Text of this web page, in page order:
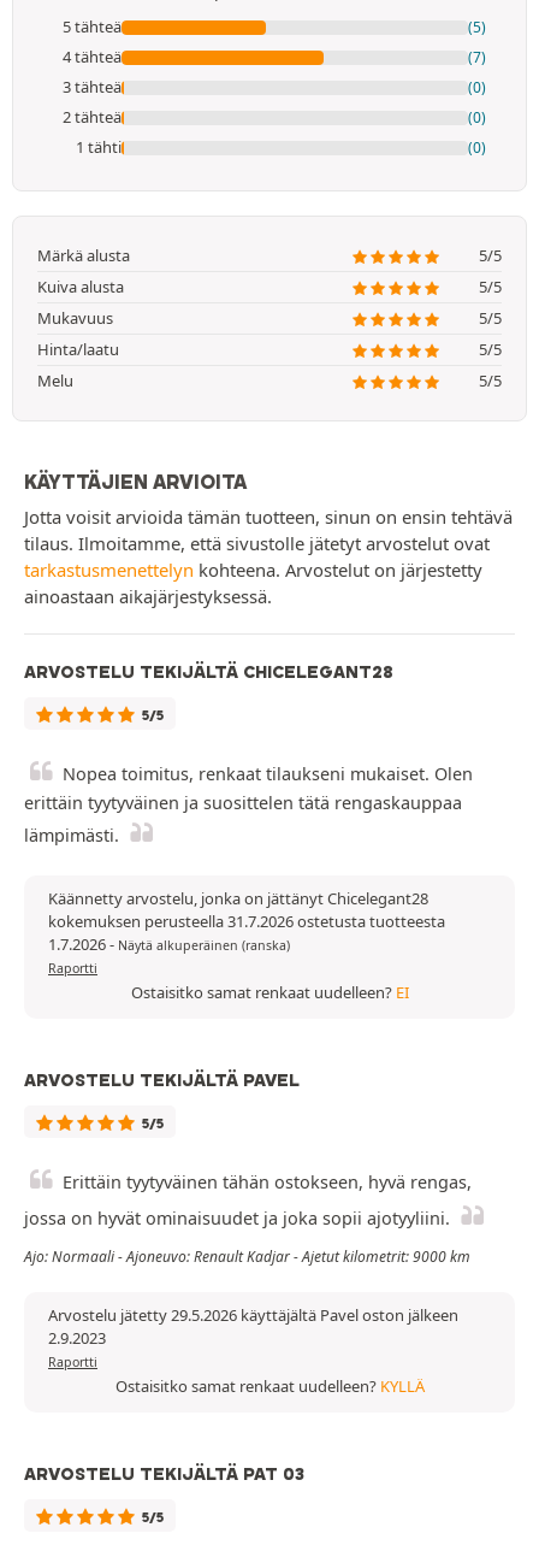
5 tähteä (5)
4 tähteä (7)
3 tähteä (0)
2 tähteä (0)
1 tähti (0)
Märkä alusta
5/5
Kuiva alusta
5/5
Mukavuus
5/5
Hinta/laatu
5/5
Melu
5/5
KÄYTTÄJIEN ARVIOITA
Jotta voisit arvioida tämän tuotteen, sinun on ensin tehtävä
tilaus. Ilmoitamme, että sivustolle jätetyt arvostelut ovat
tarkastusmenettelyn kohteena. Arvostelut on järjestetty
ainoastaan aikajärjestyksessä.
ARVOSTELU TEKIJÄLTÄ CHICELEGANT28
5/5
Nopea toimitus, renkaat tilaukseni mukaiset. Olen
erittäin tyytyväinen ja suosittelen tätä rengaskauppaa
lämpimästi.
Käännetty arvostelu, jonka on jättänyt Chicelegant28
kokemuksen perusteella 31.7.2026 ostetusta tuotteesta
1.7.2026- Näytä alkuperäinen (ranska)
Raportti
Ostaisitko samat renkaat uudelleen? EI
ARVOSTELU TEKIJÄLTÄ PAVEL
5/5
Erittäin tyytyväinen tähän ostokseen, hyvä rengas,
jossa on hyvät ominaisuudet ja joka sopii ajotyyliini.
Ajo: Normaali - Ajoneuvo: Renault Kadjar - Ajetut kilometrit: 9000 km
Arvostelu jätetty 29.5.2026 käyttäjältä Pavel oston jälkeen
2.9.2023
Raportti
Ostaisitko samat renkaat uudelleen? KYLLÄ
ARVOSTELU TEKIJÄLTÄ PAT 03
5/5